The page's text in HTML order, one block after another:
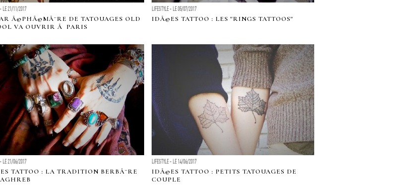
- LE 21/11/2017
Ã©PHÃ©MÃ¨RE DE TATOUAGES OLD
VA OUVRIR Ã PARIS
LIFESTYLE - LE 05/07/2017
IDÃ©ES TATTOO : LES "RINGS TATTOOS"
- LE 21/06/2017
TATTOO : LA TRADITION BERBÃ¨RE
LIFESTYLE - LE 14/06/2017
IDÃ©ES TATTOO : PETITS TATOUAGES DE
COUPLE